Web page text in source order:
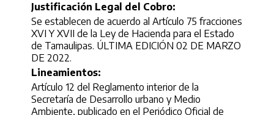
Justificación Legal del Cobro:
Se establecen de acuerdo al Artículo 75 fracciones
XVI Y XVII de la Ley de Hacienda para el Estado
de Tamaulipas. ÚLTIMA EDICIÓN 02 DE MARZO
DE 2022.
Lineamientos:
Artículo 12 del Reglamento interior de la
Secretaría de Desarrollo urbano y Medio
Ambiente, publicado en el Periódico Oficial de